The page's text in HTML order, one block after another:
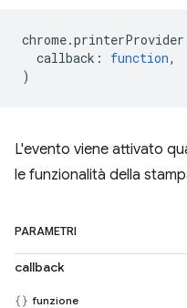
chrome.printerProvider
callback : function,
)
L'evento viene attivato
le funzionalità della
PARAMETRI
callback
funzione